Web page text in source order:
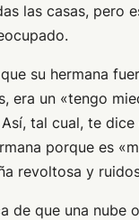
las casas, pero
su hermana
era un «tengo
tal cual, te dice
porque es
revoltosa y
de que una nube